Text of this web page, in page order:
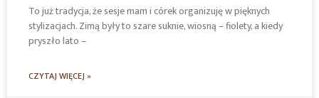
To już tradycja, że sesje mam i córek organizuję w pięknych
stylizacjach. Zimą były to szare suknie, wiosną – fiolety, a kiedy
pryszło lato –
CZYTAJ WIĘCEJ »